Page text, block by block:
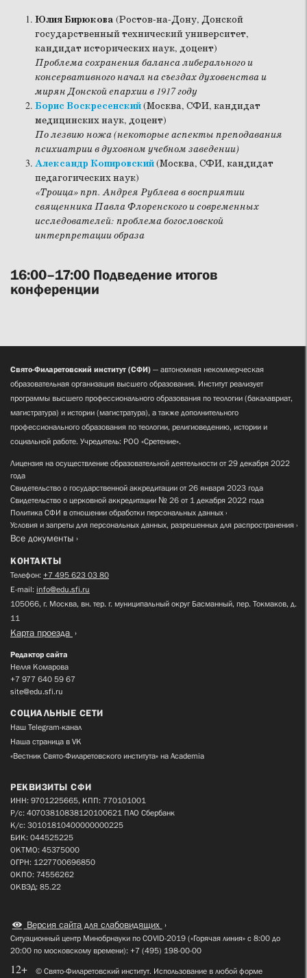
Юлия Бирюкова (Ростов-на-Дону, Донской
государственный технический университет,
кандидат исторических наук, доцент)
Проблема сохранения баланса либерального и
консервативного начал на съездах духовенства и
мирян Донской епархии в 1917 году
Борис Воскресенский(Москва, СФИ, кандидат
медицинских наук, доцент)
По лезвию ножа (некоторые аспекты преподавания
психиатрии в духовном учебном заведении)
Александр Копировский(Москва, СФИ, кандидат
педагогических наук)
«Троица» прп. Андрея Рублева в восприятии
священника Павла Флоренского и современных
исследователей: проблема богословской
интерпретации образа
16:00–17:00 Подведение итогов
конференции
Свято-Филаретовский институт (СФИ) — автономная некоммерческая
образовательная организация высшего образования. Институт реализует
программы высшего профессионального образования по теологии (бакалавриат,
магистратура) и истории (магистратура), а также дополнительного
профессионального образования по теологии, религиоведению, истории и
социальной работе. Учредитель: РОО «Сретение».
Лицензия на осуществление образовательной деятельности от 29 декабря 2022
года
Свидетельство о государственной аккредитации от 26 января 2023 года
Свидетельство о церковной аккредитации № 26 от 1 декабря 2022 года
Политика СФИ в отношении обработки персональных данных
Условия и запреты для персональных данных, разрешенных для распространения
Все документы
КОНТАКТЫ
Телефон: +7 495 623 03 80
E-mail: info@edu.sfi.ru
105066, г. Москва, вн. тер. г. муниципальный округ Басманный, пер. Токмаков, д.
11
Карта проезда
Редактор сайта
Нелля Комарова
+7 977 640 59 67
site@edu.sfi.ru
СОЦИАЛЬНЫЕ СЕТИ
Наш Telegram-канал
Наша страница в VK
«Вестник Свято-Филаретовского института» на Academia
РЕКВИЗИТЫ СФИ
ИНН: 9701225665, КПП: 770101001
Р/с: 40703810838120100621 ПАО Сбербанк
К/с: 30101810400000000225
БИК: 044525225
ОКТМО: 45375000
ОГРН: 1227700696850
ОКПО: 74556262
ОКВЭД: 85.22
Версия сайта для слабовидящих
Ситуационный центр Минобрнауки по COVID-2019 («Горячая линия» с 8:00 до
20:00 по московскому времени): +7 (495) 198-00-00
12+ © Свято-Филаретовский институт. Использование в любой форме